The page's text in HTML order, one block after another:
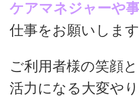
ケアマネジャーや
仕事をお願いします
ご利用者様の笑顔と
活力になる大変や